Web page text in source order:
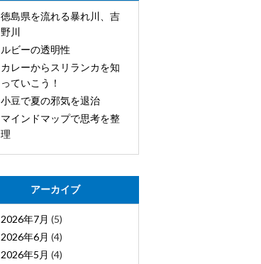
徳島県を流れる暴れ川、吉
野川
ルビーの透明性
カレーからスリランカを知
っていこう！
小豆で夏の邪気を退治
マインドマップで思考を整
理
アーカイブ
2026年7月 (5)
2026年6月 (4)
2026年5月 (4)